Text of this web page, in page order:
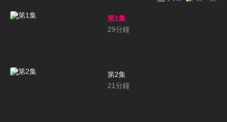
第1集
29分鐘
第2集
21分鐘